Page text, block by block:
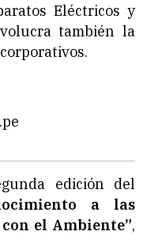
Eléctricos y
también la
edición del
a las
el Ambiente”,